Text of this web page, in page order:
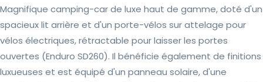
Magnifique camping-car de luxe haut de gamme, doté d'un
spacieux lit arrière et d'un porte-vélos sur attelage pour
vélos électriques, rétractable pour laisser les portes
ouvertes (Enduro SD260). Il bénéficie également de finitions
luxueuses et est équipé d'un panneau solaire, d'une